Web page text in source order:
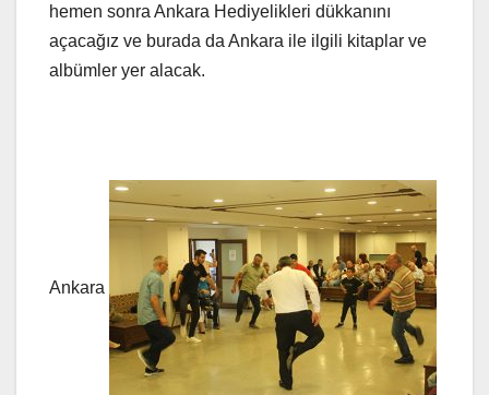
hemen sonra Ankara Hediyelikleri dükkanını
açacağız ve burada da Ankara ile ilgili kitaplar ve
albümler yer alacak.
Ankara